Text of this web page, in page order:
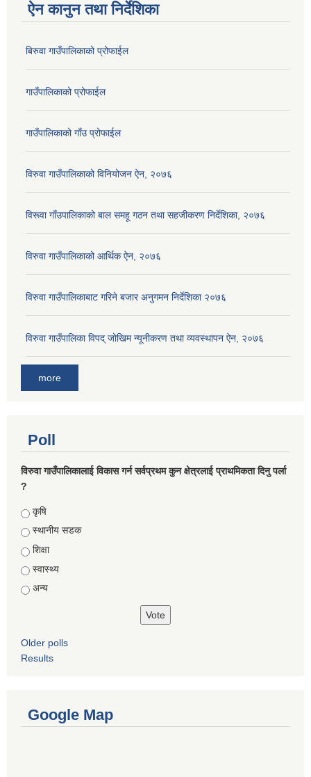
ऐन कानुन तथा निर्देशिका
बिरुवा गाउँपालिकाको प्रोफाईल
गाउँपालिकाको प्रोफाईल
गाउँपालिकाको गाँउ प्रोफाईल
विरुवा गाउँपालिकाको विनियोजन ऐन, २०७६
विरूवा गाँउपालिकाको बाल समहू गठन तथा सहजीकरण निर्देशिका, २०७६
विरुवा गाउँपालिकाको आर्थिक ऐन, २०७६
विरुवा गाउँपालिकाबाट गरिने बजार अनुगमन निर्देशिका २०७६
विरुवा गाउँपालिका विपद् जोखिम न्यूनीकरण तथा व्यवस्थापन ऐन, २०७६
more
Poll
विरुवा गाउँपालिकालाई विकास गर्न सर्वप्रथम कुन क्षेत्रलाई प्राथमिकता दिनु पर्ला
?
Choices
कृषि
स्थानीय सडक
शिक्षा
स्वास्थ्य
अन्य
Older polls
Results
Google Map